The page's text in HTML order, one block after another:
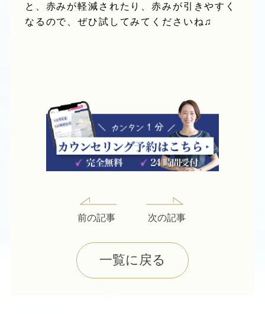
と、赤みが軽減されたり、赤みが引きやすく
なるので、ぜひ試してみてくださいね♫
前の記事
一覧に戻る
次の記事